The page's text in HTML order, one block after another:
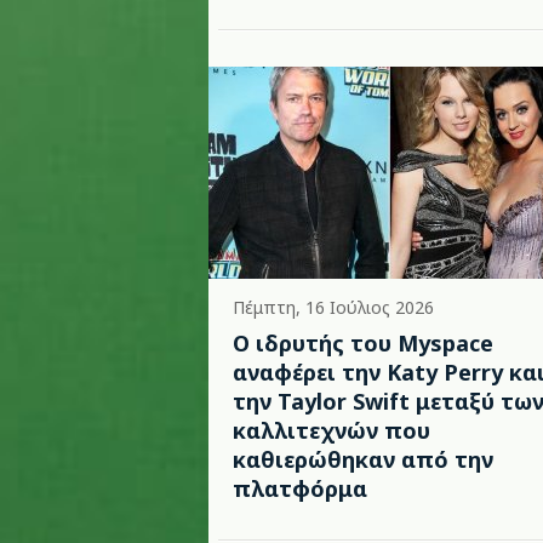
Πέμπτη, 16 Ιούλιος 2026
Ο ιδρυτής του Myspace
αναφέρει την Katy Perry
την Taylor Swift μεταξύ των
καλλιτεχνών που
καθιερώθηκαν από την
πλατφόρμα